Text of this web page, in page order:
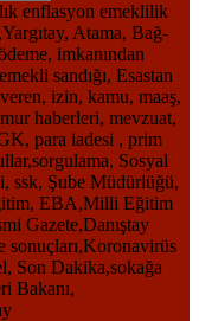
enflasyon emeklilik
Atama, Bağ-
imkanından
sandığı, Esastan
izin, kamu, maaş,
haberleri, mevzuat,
para iadesi , prim
Sosyal
ssk, Şube Müdürlüğü,
EBA,Milli Eğitim
Gazete,Danıştay
sonuçları,Koronavirüs
Son Dakika,sokağa
Bakanı,